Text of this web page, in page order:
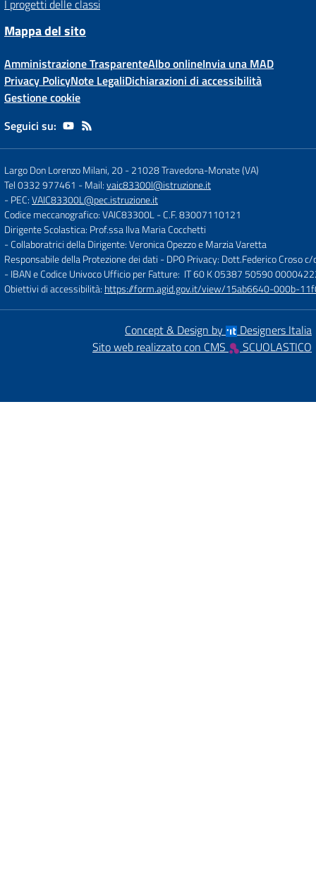
I progetti delle classi
Mappa del sito
Amministrazione TrasparenteAlbo onlineInvia una MAD
Privacy PolicyNote LegaliDichiarazioni di accessibilità
Gestione cookie
Seguici su:
Largo Don Lorenzo Milani, 20-21028 Travedona-Monate (VA)
Tel 0332 977461 - Mail:vaic83300l@istruzione.it
- PEC:VAIC83300L@pec.istruzione.it
Codice meccanografico: VAIC83300L- C.F. 83007110121
Dirigente Scolastica: Prof.ssa Ilva Maria Cocchetti
- Collaboratrici della Dirigente: Veronica Opezzo e Marzia Varetta
Responsabile della Protezione dei dati - DPO Privacy: Dott.Federico Croso
- IBAN e Codice Univoco Ufficio per Fatture: IT 60 K 05387 50590
Obiettivi di accessibilità: https://form.agid.gov.it/view/15ab6640-000b-
Concept & Design by
Designers Italia
Sito web realizzato con CMS
SCUOLASTICO